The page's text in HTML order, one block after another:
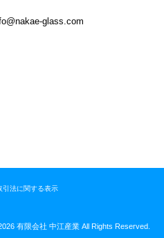
glass.com
引法に関する表示
有限会社 中江産業 All Rights Reserved.